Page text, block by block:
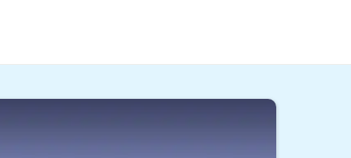
du eine Ausbildung lieber in Teilzeit